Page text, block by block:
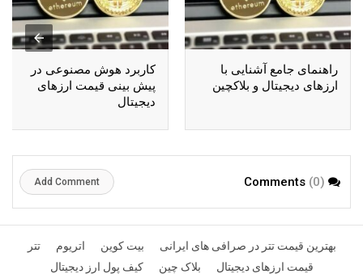
راهنمای جامع آشنایی با
ارزهای دیجیتال و بلاکچین
کاربرد هوش مصنوعی در
پیش بینی قیمت ارزهای
دیجیتال
(0)
Add Comment
بهترین قیمت تتر در صرافی های ایرانی بیت کوین اتریوم
تتر
قیمت ارزهای دیجیتال
بلاک چین کیف پول ارز دیجیتال